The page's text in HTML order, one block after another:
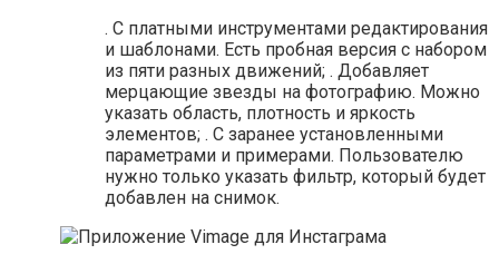
. С платными инструментами редактирования
и шаблонами. Есть пробная версия с набором
из пяти разных движений; . Добавляет
мерцающие звезды на фотографию. Можно
указать область, плотность и яркость
элементов; . С заранее установленными
параметрами и примерами. Пользователю
нужно только указать фильтр, который будет
добавлен на снимок.